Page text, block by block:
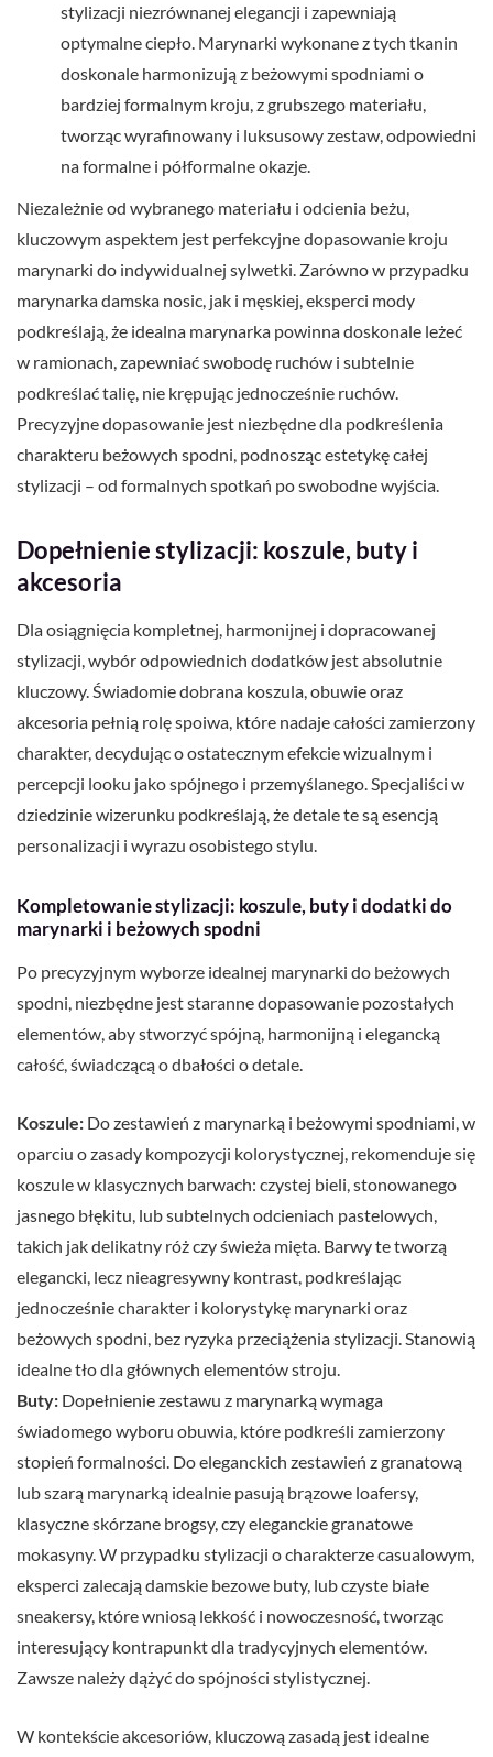
stylizacji niezrównanej elegancji i zapewniają
optymalne ciepło. Marynarki wykonane z tych tkanin
doskonale harmonizują z beżowymi spodniami o
bardziej formalnym kroju, z grubszego materiału,
tworząc wyrafinowany i luksusowy zestaw, odpowiedni
na formalne i półformalne okazje.
Niezależnie od wybranego materiału i odcienia beżu,
kluczowym aspektem jest perfekcyjne dopasowanie kroju
marynarki do indywidualnej sylwetki. Zarówno w przypadku
marynarka damska nosic, jak i męskiej, eksperci mody
podkreślają, że idealna marynarka powinna doskonale leżeć
w ramionach, zapewniać swobodę ruchów i subtelnie
podkreślać talię, nie krępując jednocześnie ruchów.
Precyzyjne dopasowanie jest niezbędne dla podkreślenia
charakteru beżowych spodni, podnosząc estetykę całej
stylizacji – od formalnych spotkań po swobodne wyjścia.
Dopełnienie stylizacji: koszule, buty i
akcesoria
Dla osiągnięcia kompletnej, harmonijnej i dopracowanej
stylizacji, wybór odpowiednich dodatków jest absolutnie
kluczowy. Świadomie dobrana koszula, obuwie oraz
akcesoria pełnią rolę spoiwa, które nadaje całości zamierzony
charakter, decydując o ostatecznym efekcie wizualnym i
percepcji looku jako spójnego i przemyślanego. Specjaliści w
dziedzinie wizerunku podkreślają, że detale te są esencją
personalizacji i wyrazu osobistego stylu.
Kompletowanie stylizacji: koszule, buty i dodatki do
marynarki i beżowych spodni
Po precyzyjnym wyborze idealnej marynarki do beżowych
spodni, niezbędne jest staranne dopasowanie pozostałych
elementów, aby stworzyć spójną, harmonijną i elegancką
całość, świadczącą o dbałości o detale.
Koszule: Do zestawień z marynarką i beżowymi spodniami, w
oparciu o zasady kompozycji kolorystycznej, rekomenduje się
koszule w klasycznych barwach: czystej bieli, stonowanego
jasnego błękitu, lub subtelnych odcieniach pastelowych,
takich jak delikatny róż czy świeża mięta. Barwy te tworzą
elegancki, lecz nieagresywny kontrast, podkreślając
jednocześnie charakter i kolorystykę marynarki oraz
beżowych spodni, bez ryzyka przeciążenia stylizacji. Stanowią
idealne tło dla głównych elementów stroju.
Buty: Dopełnienie zestawu z marynarką wymaga
świadomego wyboru obuwia, które podkreśli zamierzony
stopień formalności. Do eleganckich zestawień z granatową
lub szarą marynarką idealnie pasują brązowe loafersy,
klasyczne skórzane brogsy, czy eleganckie granatowe
mokasyny. W przypadku stylizacji o charakterze casualowym,
eksperci zalecają damskie bezowe buty, lub czyste białe
sneakersy, które wniosą lekkość i nowoczesność, tworząc
interesujący kontrapunkt dla tradycyjnych elementów.
Zawsze należy dążyć do spójności stylistycznej.
W kontekście akcesoriów, kluczową zasadą jest idealne